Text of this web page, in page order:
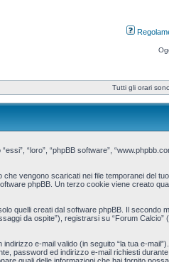
Tutti gli orari
“loro”, “phpBB software”,
vengono scaricati nei file temporanei del
phpBB. Un terzo cookie viene creato
quelli creati dal software phpBB. Il secondo
da ospite”), registrarsi su “Forum Calcio”
e-mail valido (in seguito “la tua e-
password ed indirizzo e-mail richiesti durante